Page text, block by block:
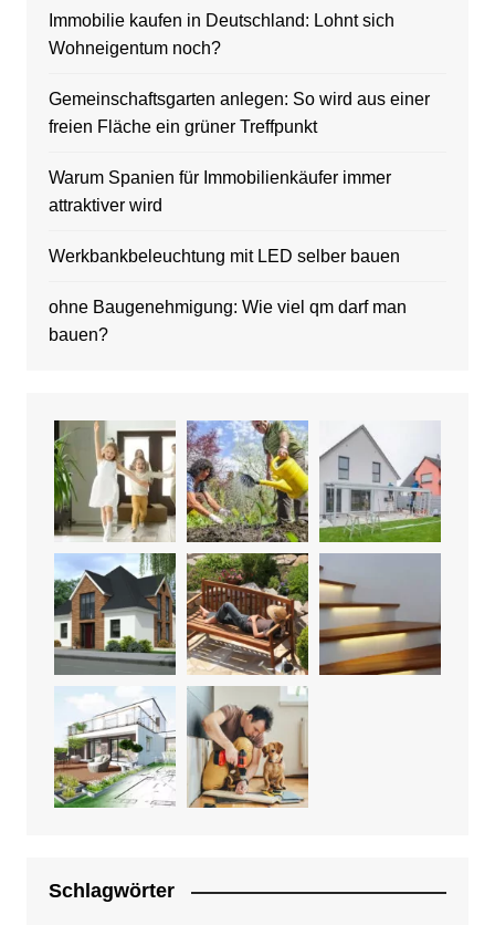
Immobilie kaufen in Deutschland: Lohnt sich
Wohneigentum noch?
Gemeinschaftsgarten anlegen: So wird aus einer
freien Fläche ein grüner Treffpunkt
Warum Spanien für Immobilienkäufer immer
attraktiver wird
Werkbankbeleuchtung mit LED selber bauen
ohne Baugenehmigung: Wie viel qm darf man
bauen?
Schlagwörter